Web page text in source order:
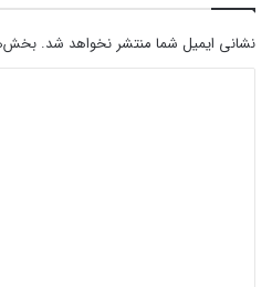
نشانی ایمیل شما منتشر نخواهد شد.